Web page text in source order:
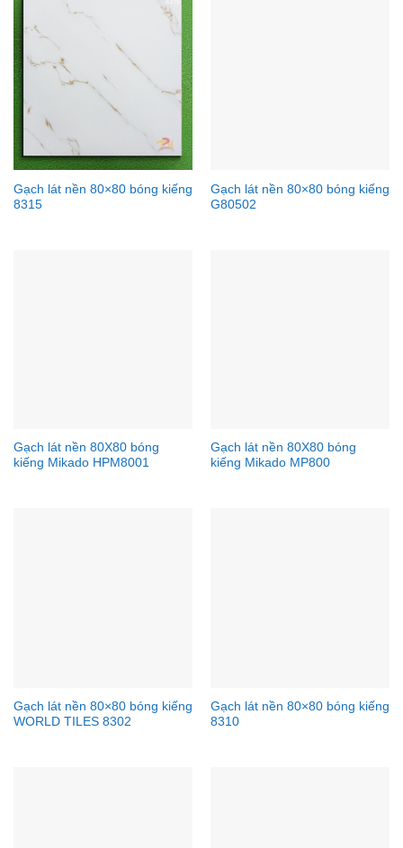
Gạch lát nền 80×80 bóng kiếng
8315
Gạch lát nền 80×80 bóng kiếng
G80502
Gạch lát nền 80X80 bóng
kiếng Mikado HPM8001
Gạch lát nền 80X80 bóng
kiếng Mikado MP800
Gạch lát nền 80×80 bóng kiếng
WORLD TILES 8302
Gạch lát nền 80×80 bóng kiếng
8310